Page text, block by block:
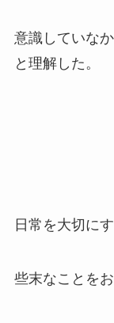
意識していな
と理解した。
日常を大切にす
些末なことを